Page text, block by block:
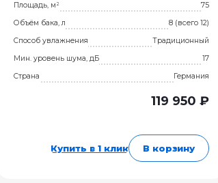
Площадь, м²
75
Объём бака, л
8 (всего 12)
Способ увлажнения
Традиционный
Мин. уровень шума, дБ
17
Страна
Германия
119 950 ₽
Купить в 1 клик В корзину